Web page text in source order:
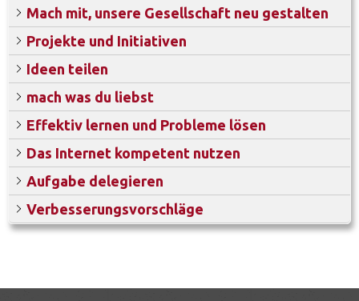
Mach mit, unsere Gesellschaft neu gestalten
Projekte und Initiativen
Ideen teilen
mach was du liebst
Effektiv lernen und Probleme lösen
Das Internet kompetent nutzen
Aufgabe delegieren
Verbesserungsvorschläge